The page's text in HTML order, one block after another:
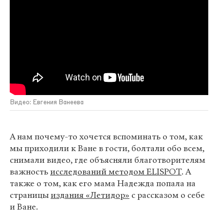
Видео: Евгения Ванеева
А нам почему-то хочется вспоминать о том, как
мы приходили к Ване в гости, болтали обо всем,
снимали видео, где объясняли благотворителям
важностьисследований методом ELISPOT. А
также о том, как его мама Надежда попала на
страницыиздания «Летидор» с рассказом о себе
и Ване.